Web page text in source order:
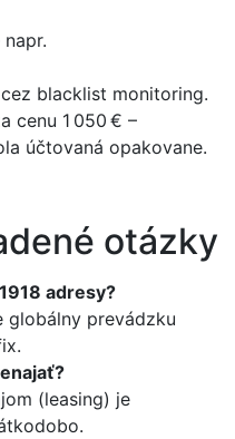
blacklist monitoring.
cenu 1 050 € –
účtovaná opakovane.
otázky
adresy?
globálny prevádzku
(leasing) je